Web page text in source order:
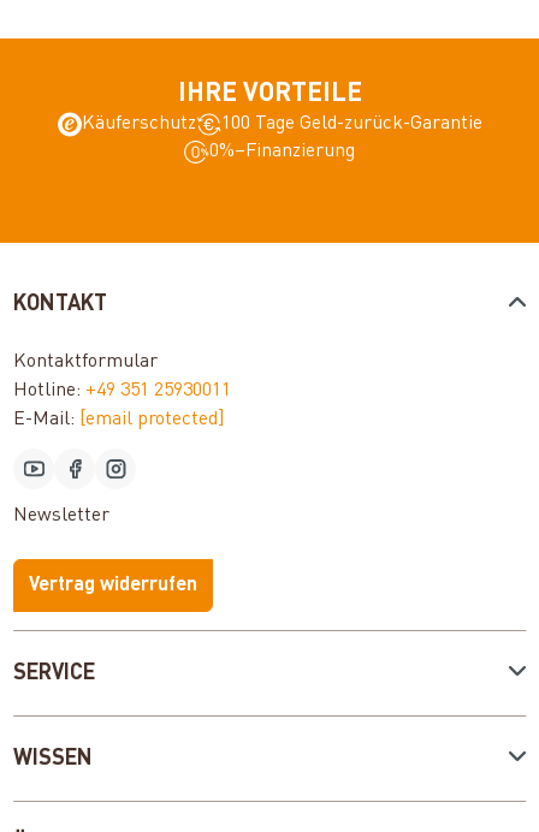
IHRE VORTEILE
Käuferschutz
100 Tage Geld-zurück-Garantie
0%–Finanzierung
SERVICE
WISSEN
KONTAKT
Kontaktformular
Hotline: +49 351 25930011
E-Mail: [email protected]
Newsletter
Vertrag widerrufen